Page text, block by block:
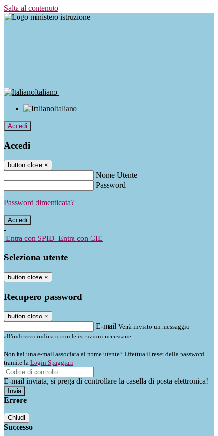
Salta al contenuto
Italiano
Italiano
Accedi
Accedi
button close ×
Nome Utente
Password
Password dimenticata?
-
Entra con SPID Entra con CIE
Seleziona utente
button close ×
Recupero password
button close ×
E-mail Verrà inviato un messaggio
all'indirizzo indicato con le istruzioni necessarie.
Non hai una e-mail associata al nome utente? Effettua il reset della password
tramite la Login Spaggiari
E-mail inviata, si prega di controllare la casella di posta elettronica!
Errore
Chiudi
Successo